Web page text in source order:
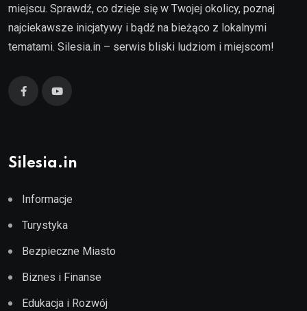
miejscu. Sprawdź, co dzieje się w Twojej okolicy, poznaj
najciekawsze inicjatywy i bądź na bieżąco z lokalnymi
tematami. Silesia.in – serwis bliski ludziom i miejscom!
Silesia.in
Informacje
Turystyka
Bezpieczne Miasto
Biznes i Finanse
Edukacja i Rozwój